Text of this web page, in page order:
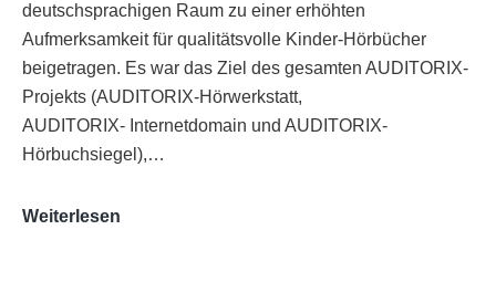
deutschsprachigen Raum zu einer erhöhten
Aufmerksamkeit für qualitätsvolle Kinder-Hörbücher
beigetragen. Es war das Ziel des gesamten AUDITORIX-
Projekts (AUDITORIX-Hörwerkstatt,
AUDITORIX- Internetdomain und AUDITORIX-
Hörbuchsiegel),…
Weiterlesen